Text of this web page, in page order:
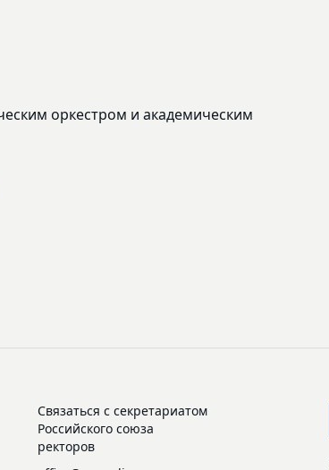
оркестром и академическим
Связаться с секретариатом
Российского союза
ректоров